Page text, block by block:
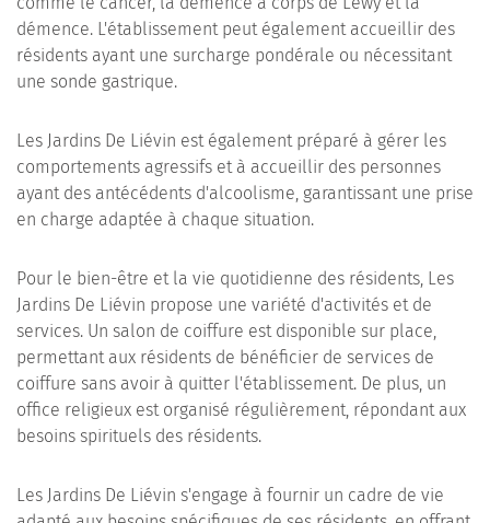
démence. L'établissement peut également accueillir des
résidents ayant une surcharge pondérale ou nécessitant
une sonde gastrique.
Les Jardins De Liévin est également préparé à gérer les
comportements agressifs et à accueillir des personnes
ayant des antécédents d'alcoolisme, garantissant une prise
en charge adaptée à chaque situation.
Pour le bien-être et la vie quotidienne des résidents, Les
Jardins De Liévin propose une variété d'activités et de
services. Un salon de coiffure est disponible sur place,
permettant aux résidents de bénéficier de services de
coiffure sans avoir à quitter l'établissement. De plus, un
office religieux est organisé régulièrement, répondant aux
besoins spirituels des résidents.
Les Jardins De Liévin s'engage à fournir un cadre de vie